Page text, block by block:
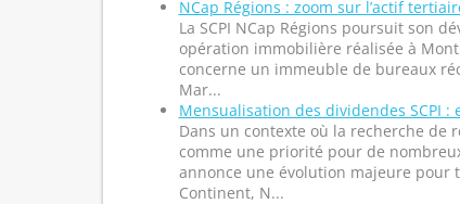
NCap Régions : zoom sur l’actif
La SCPI NCap Régions poursuit son
opération immobilière réalisée à
concerne un immeuble de bureaux
Mar...
Mensualisation des dividendes SCPI :
Dans un contexte où la recherche de
comme une priorité pour de
annonce une évolution majeure pour
Continent, N...